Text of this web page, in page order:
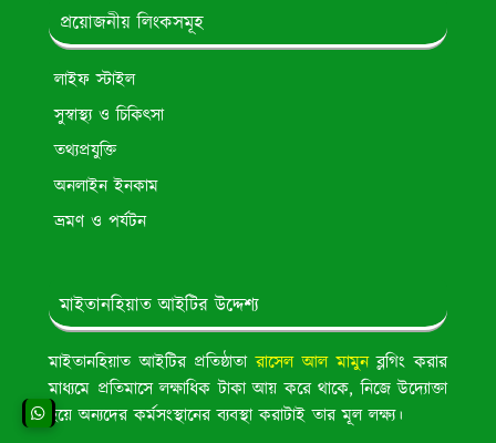
প্রয়োজনীয় লিংকসমূহ
লাইফ স্টাইল
সুস্বাস্থ্য ও চিকিৎসা
তথ্যপ্রযুক্তি
অনলাইন ইনকাম
ভ্রমণ ও পর্যটন
মাইতানহিয়াত আইটির উদ্দেশ্য
মাইতানহিয়াত আইটির প্রতিষ্ঠাতারাসেল আল মামুনব্লগিং করার
মাধ্যমে প্রতিমাসে লক্ষাধিক টাকা আয় করে থাকে, নিজে উদ্যোক্তা
হয়ে অন্যদের কর্মসংস্থানের ব্যবস্থা করাটাই তার মূল লক্ষ্য।